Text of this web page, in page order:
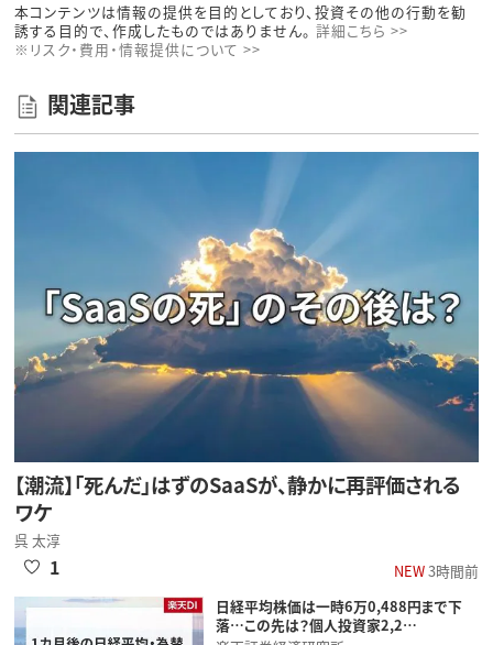
本コンテンツは情報の提供を目的としており、投資その他の行動を勧
誘する目的で、作成したものではありません。 詳細こちら >>
※リスク・費用・情報提供について >>
関連記事
【潮流】「死んだ」はずのSaaSが、静かに再評価される
ワケ
呉 太淳
NEW3時間前
1
日経平均株価は一時6万0,488円まで下
落…この先は？個人投資家2,2…